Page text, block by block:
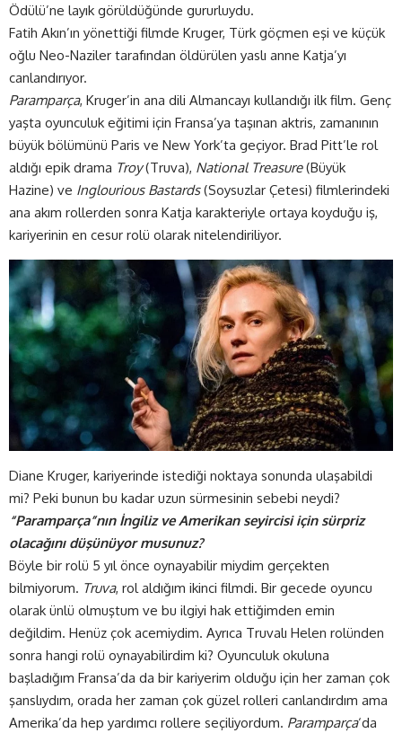
Ödülü’ne layık görüldüğünde gururluydu.
Fatih Akın’ın yönettiği filmde Kruger, Türk göçmen eşi ve küçük
oğlu Neo-Naziler tarafından öldürülen yaslı anne Katja’yı
canlandırıyor.
Paramparça, Kruger’in ana dili Almancayı kullandığı ilk film. Genç
yaşta oyunculuk eğitimi için Fransa’ya taşınan aktris, zamanının
büyük bölümünü Paris ve New York’ta geçiyor. Brad Pitt’le rol
aldığı epik drama Troy(Truva), National Treasure(Büyük
Hazine) ve Inglourious Bastards(Soysuzlar Çetesi) filmlerindeki
ana akım rollerden sonra Katja karakteriyle ortaya koyduğu iş,
kariyerinin en cesur rolü olarak nitelendiriliyor.
Diane Kruger, kariyerinde istediği noktaya sonunda ulaşabildi
mi? Peki bunun bu kadar uzun sürmesinin sebebi neydi?
“Paramparça”nın İngiliz ve Amerikan seyircisi için sürpriz
olacağını düşünüyor musunuz?
Böyle bir rolü 5 yıl önce oynayabilir miydim gerçekten
bilmiyorum. Truva, rol aldığım ikinci filmdi. Bir gecede oyuncu
olarak ünlü olmuştum ve bu ilgiyi hak ettiğimden emin
değildim. Henüz çok acemiydim. Ayrıca Truvalı Helen rolünden
sonra hangi rolü oynayabilirdim ki? Oyunculuk okuluna
başladığım Fransa’da da bir kariyerim olduğu için her zaman çok
şanslıydım, orada her zaman çok güzel rolleri canlandırdım ama
Amerika’da hep yardımcı rollere seçiliyordum. Paramparça‘da